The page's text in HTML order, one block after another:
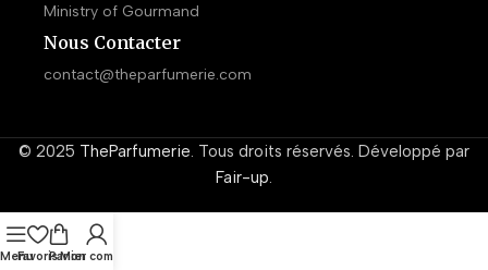
Ministry of Gourmand
Nous Contacter
contact@theparfumerie.com
© 2025 TheParfumerie. Tous droits réservés. Développé par
Fair-up.
MenuFavorisPanier
Mon compte